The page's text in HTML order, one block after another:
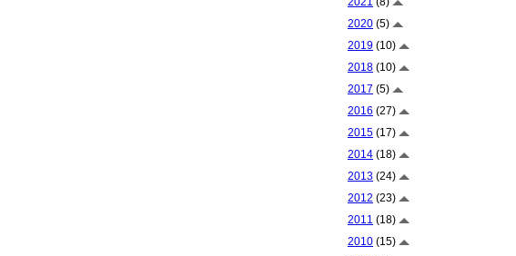
2020 (5)
2019 (10)
2018 (10)
2017 (5)
2016 (27)
2015 (17)
2014 (18)
2013 (24)
2012 (23)
2011 (18)
2010 (15)